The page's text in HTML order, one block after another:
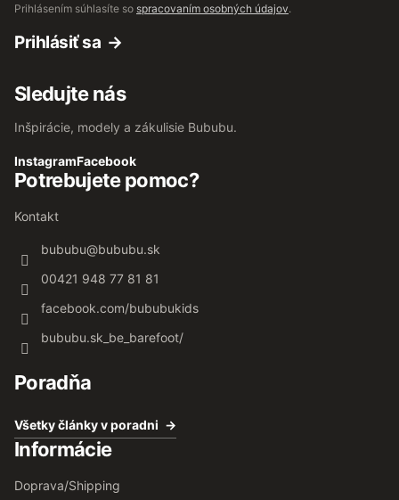
Prihlásením súhlasíte so spracovaním osobných údajov.
Prihlásiť sa
Sledujte nás
Inšpirácie, modely a zákulisie Bububu.
InstagramFacebook
Potrebujete pomoc?
Kontakt
bububu@bububu.sk
00421 948 77 81 81
facebook.com/bububukids
bububu.sk_be_barefoot/
Poradňa
Všetky články v poradni
Informácie
Doprava/Shipping